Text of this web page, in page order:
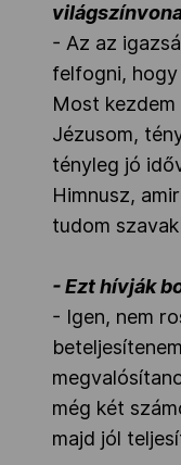
- Az az
felfogni,
Most
Jézusom,
tényleg jó
Himnusz,
tudom
- Ezt hívják
- Igen, nem
még két
majd jól